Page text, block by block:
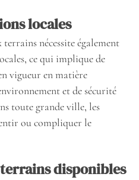
locales
nécessite également
ce qui implique de
vigueur en matière
et de sécurité
toute grande ville, les
ou compliquer le
disponibles